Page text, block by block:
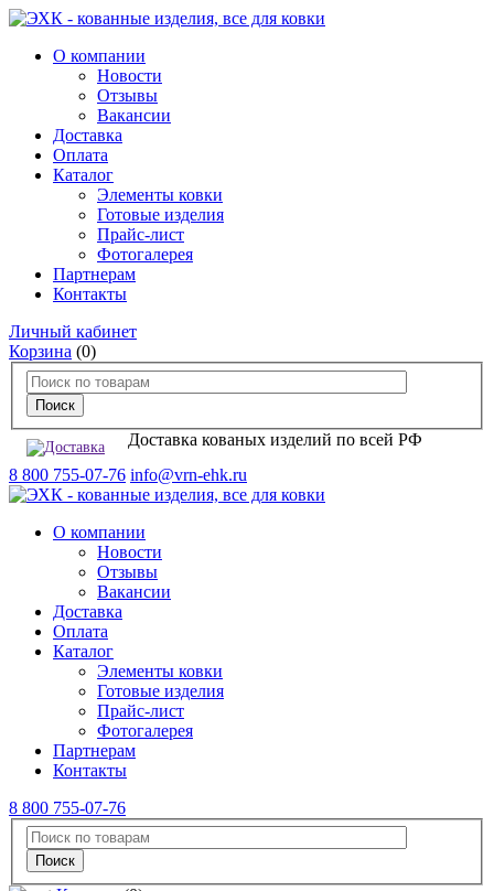
О компании
Новости
Отзывы
Вакансии
Доставка
Оплата
Каталог
Элементы ковки
Готовые изделия
Прайс-лист
Фотогалерея
Партнерам
Контакты
Личный кабинет
Корзина (0)
Доставка кованых изделий по всей РФ
8 800 755-07-76 info@vrn-ehk.ru
О компании
Новости
Отзывы
Вакансии
Доставка
Оплата
Каталог
Элементы ковки
Готовые изделия
Прайс-лист
Фотогалерея
Партнерам
Контакты
8 800 755-07-76